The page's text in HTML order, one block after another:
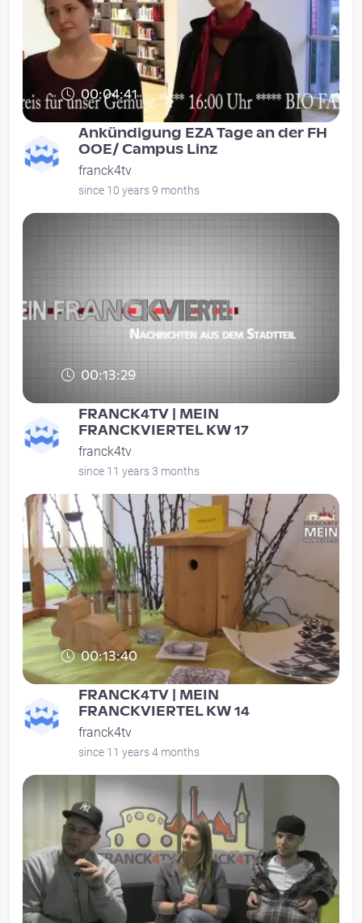
00:04:41
Ankündigung EZA Tage an der FH
OOE/ Campus Linz
franck4tv
since 10 years 9 months
00:13:29
FRANCK4TV | MEIN
FRANCKVIERTEL KW 17
franck4tv
since 11 years 3 months
00:13:40
FRANCK4TV | MEIN
FRANCKVIERTEL KW 14
franck4tv
since 11 years 4 months